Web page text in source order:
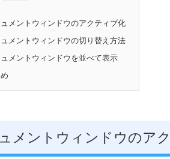
ュメントウィンドウのアクティブ化
ュメントウィンドウの切り替え方法
ュメントウィンドウを並べて表示
メントウィンドウのア